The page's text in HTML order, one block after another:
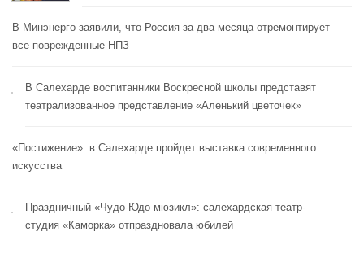
В Минэнерго заявили, что Россия за два месяца отремонтирует
все поврежденные НПЗ
В Салехарде воспитанники Воскресной школы представят
театрализованное представление «Аленький цветочек»
«Постижение»: в Салехарде пройдет выставка современного
искусства
Праздничный «Чудо-Юдо мюзикл»: салехардская театр-
студия «Каморка» отпраздновала юбилей